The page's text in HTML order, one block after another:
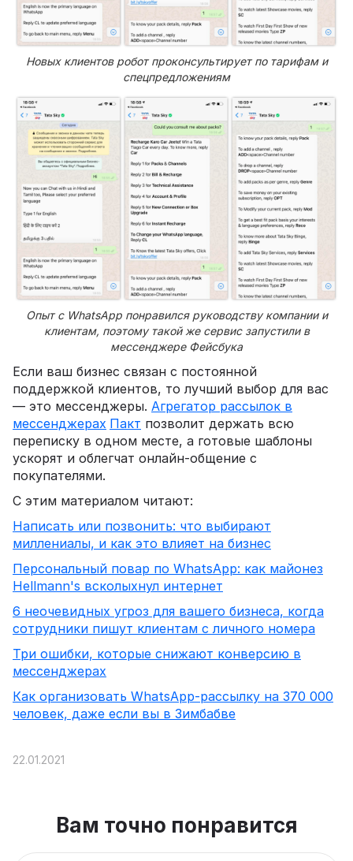
Новых клиентов робот проконсультирует по тарифам и
спецпредложениям
Опыт с WhatsApp понравился руководству компании и
клиентам, поэтому такой же сервис запустили в
мессенджере Фейсбука
Если ваш бизнес связан с постоянной
поддержкой клиентов, то лучший выбор для вас
— это мессенджеры. Агрегатор рассылок в
мессенджерах Пакт позволит держать всю
переписку в одном месте, а готовые шаблоны
ускорят и облегчат онлайн-общение с
покупателями.
С этим материалом читают:
Написать или позвонить: что выбирают
миллениалы, и как это влияет на бизнес
Персональный повар по WhatsApp: как майонез
Hellmann's всколыхнул интернет
6 неочевидных угроз для вашего бизнеса, когда
сотрудники пишут клиентам с личного номера
Три ошибки, которые снижают конверсию в
мессенджерах
Как организовать WhatsApp-рассылку на 370 000
человек, даже если вы в Зимбабве
22.01.2021
Вам точно понравится